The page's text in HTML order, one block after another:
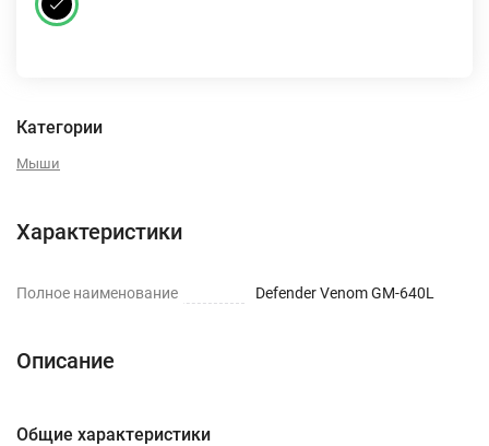
Категории
Мыши
Характеристики
Полное наименование Defender Venom GM-640L
Описание
Общие характеристики